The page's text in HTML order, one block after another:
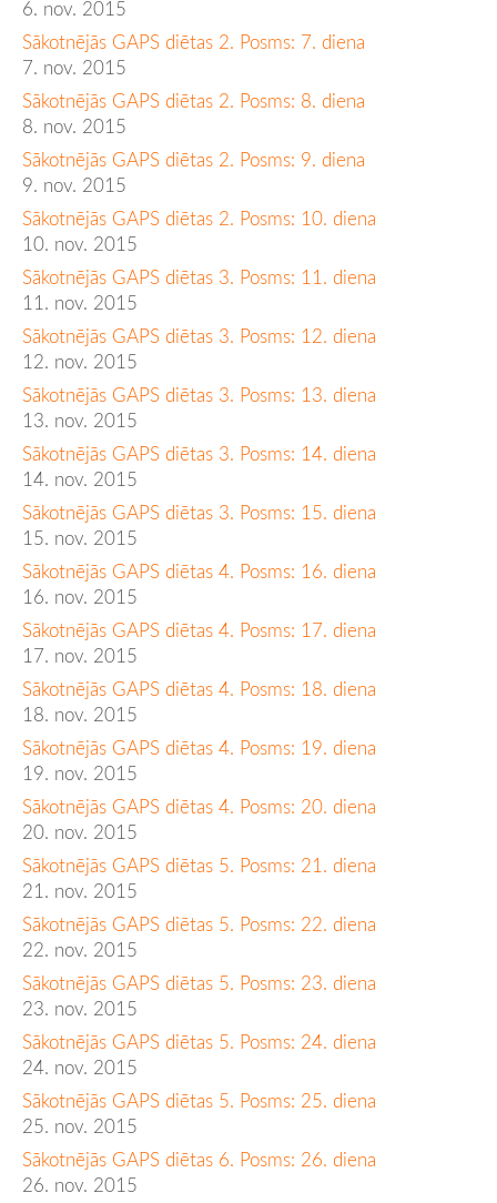
6. nov. 2015
Sākotnējās GAPS diētas 2. Posms: 7. diena
7. nov. 2015
Sākotnējās GAPS diētas 2. Posms: 8. diena
8. nov. 2015
Sākotnējās GAPS diētas 2. Posms: 9. diena
9. nov. 2015
Sākotnējās GAPS diētas 2. Posms: 10. diena
10. nov. 2015
Sākotnējās GAPS diētas 3. Posms: 11. diena
11. nov. 2015
Sākotnējās GAPS diētas 3. Posms: 12. diena
12. nov. 2015
Sākotnējās GAPS diētas 3. Posms: 13. diena
13. nov. 2015
Sākotnējās GAPS diētas 3. Posms: 14. diena
14. nov. 2015
Sākotnējās GAPS diētas 3. Posms: 15. diena
15. nov. 2015
Sākotnējās GAPS diētas 4. Posms: 16. diena
16. nov. 2015
Sākotnējās GAPS diētas 4. Posms: 17. diena
17. nov. 2015
Sākotnējās GAPS diētas 4. Posms: 18. diena
18. nov. 2015
Sākotnējās GAPS diētas 4. Posms: 19. diena
19. nov. 2015
Sākotnējās GAPS diētas 4. Posms: 20. diena
20. nov. 2015
Sākotnējās GAPS diētas 5. Posms: 21. diena
21. nov. 2015
Sākotnējās GAPS diētas 5. Posms: 22. diena
22. nov. 2015
Sākotnējās GAPS diētas 5. Posms: 23. diena
23. nov. 2015
Sākotnējās GAPS diētas 5. Posms: 24. diena
24. nov. 2015
Sākotnējās GAPS diētas 5. Posms: 25. diena
25. nov. 2015
Sākotnējās GAPS diētas 6. Posms: 26. diena
26. nov. 2015